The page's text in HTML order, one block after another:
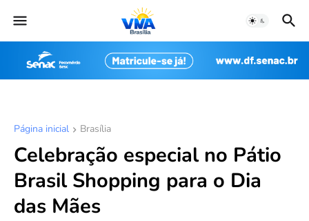
Página inicial Brasília
Celebração especial no Pátio
Brasil Shopping para o Dia
das Mães